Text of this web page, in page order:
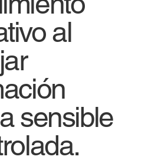
al
sensible